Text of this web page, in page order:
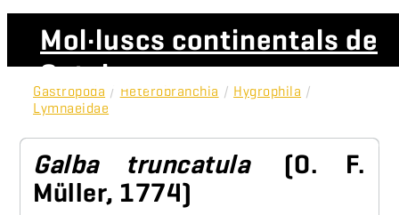
Mol·luscs continentals de
Catalunya
Gastropoda / Heterobranchia / Hygrophila /
Lymnaeidae
Galba truncatula
(O. F.
Müller, 1774)